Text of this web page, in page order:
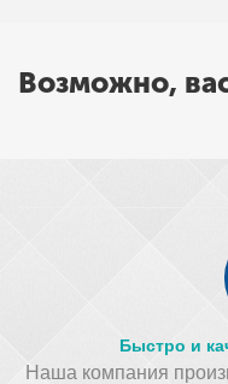
Возможно,
Быстро и
Наша компания